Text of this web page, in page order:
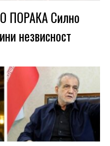
Силно
незвисност